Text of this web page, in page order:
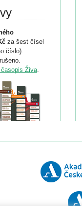
za šest čísel
číslo).
Živa.